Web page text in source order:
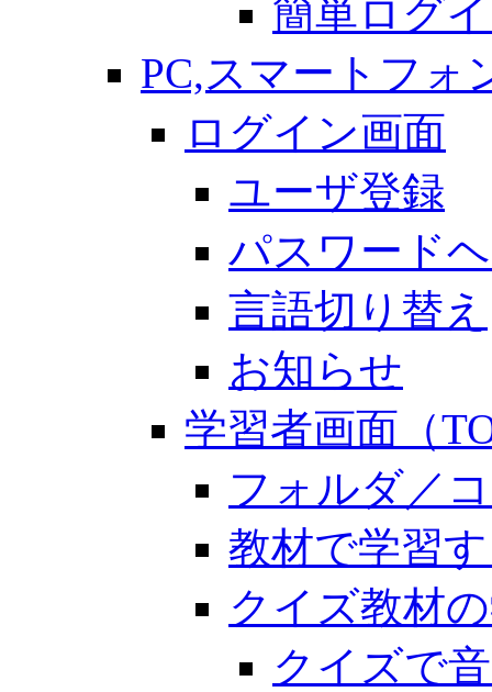
簡単ログ
PC,スマートフォ
ログイン画面
ユーザ登録
パスワード
言語切り替え
お知らせ
学習者画面（
フォルダ／
教材で学習
クイズ教材
クイズで